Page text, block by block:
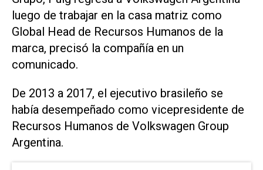
luego de trabajar en la casa matriz como
Global Head de Recursos Humanos de la
marca, precisó la compañía en un
comunicado.
De 2013 a 2017, el ejecutivo brasileño se
había desempeñado como vicepresidente de
Recursos Humanos de Volkswagen Group
Argentina.